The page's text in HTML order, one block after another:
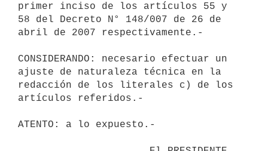
primer inciso de los artículos 55 y
58 del Decreto N° 148/007 de 26 de
abril de 2007 respectivamente.-
CONSIDERANDO: necesario efectuar un
ajuste de naturaleza técnica en la
redacción de los literales c) de los
artículos referidos.-
ATENTO: a lo expuesto.-